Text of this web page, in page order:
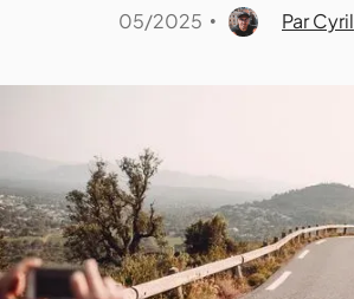
05/2025 • Par Cyril